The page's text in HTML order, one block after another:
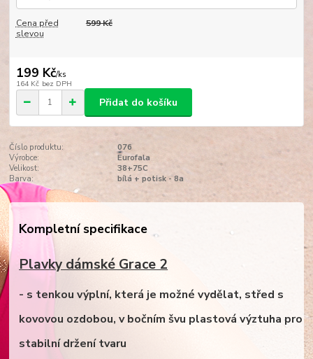
Cena před
slevou
599 Kč
199 Kč/ks
164 Kč bez DPH
Přidat do košíku
Číslo produktu:
076
Výrobce:
Eurofala
Velikost:
38+75C
Barva:
bílá + potisk - 8a
Kompletní specifikace
Plavky dámské Grace 2
- s tenkou výplní, která je možné vydělat, střed s
kovovou ozdobou, v bočním švu plastová výztuha pro
stabilní držení tvaru